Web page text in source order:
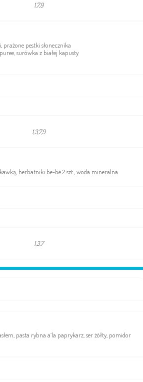
1,7,9
pestki słonecznika
surówka z białej kapusty
1,3,7,9
herbatniki be-be 2 szt., woda mineralna
1,3,7
pasta rybna a’la paprykarz, ser żółty, pomidor